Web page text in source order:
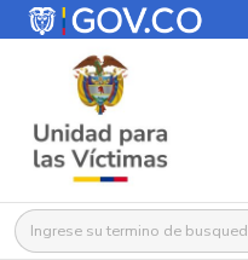
Buscar: